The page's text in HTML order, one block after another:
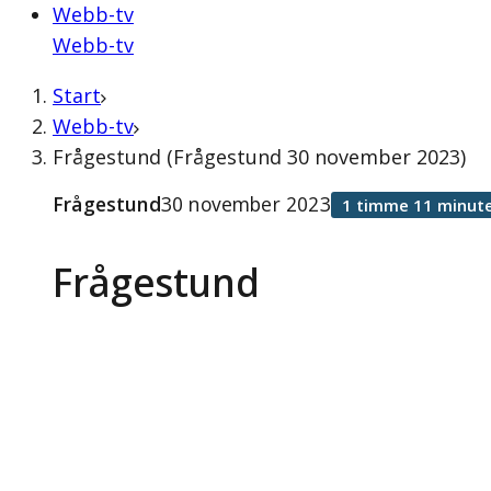
Webb-tv
Webb-tv
Start
Webb-tv
Frågestund (Frågestund 30 november 2023)
Frågestund
Frågestund30 november 2023 1 timme 11